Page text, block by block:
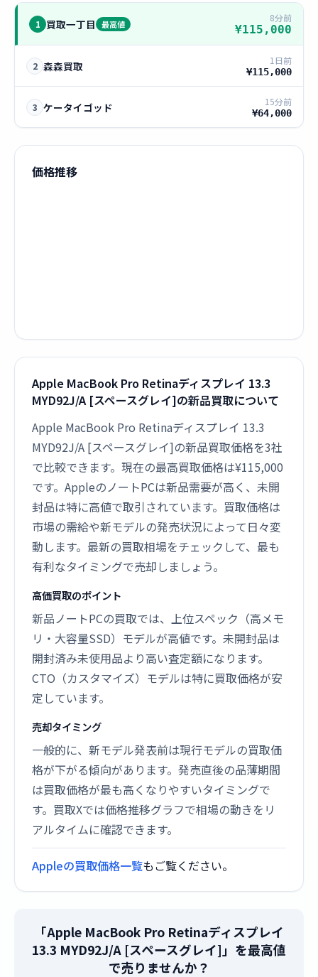
1 買取一丁目 最高値
8分前
¥115,000
2 森森買取 1日前
¥115,000
3 ケータイゴッド 15分前
¥64,000
価格推移
Apple MacBook Pro Retinaディスプレイ 13.3
MYD92J/A [スペースグレイ]の新品買取について
Apple MacBook Pro Retinaディスプレイ 13.3
MYD92J/A [スペースグレイ]の新品買取価格を3社
で比較できます。現在の最高買取価格は¥115,000
です。AppleのノートPCは新品需要が高く、未開
封品は特に高値で取引されています。買取価格は
市場の需給や新モデルの発売状況によって日々変
動します。最新の買取相場をチェックして、最も
有利なタイミングで売却しましょう。
高価買取のポイント
新品ノートPCの買取では、上位スペック（高メモ
リ・大容量SSD）モデルが高値です。未開封品は
開封済み未使用品より高い査定額になります。
CTO（カスタマイズ）モデルは特に買取価格が安
定しています。
売却タイミング
一般的に、新モデル発表前は現行モデルの買取価
格が下がる傾向があります。発売直後の品薄期間
は買取価格が最も高くなりやすいタイミングで
す。買取Xでは価格推移グラフで相場の動きをリ
アルタイムに確認できます。
Appleの買取価格一覧もご覧ください。
「Apple MacBook Pro Retinaディスプレイ
13.3 MYD92J/A [スペースグレイ]」を最高値
で売りませんか？